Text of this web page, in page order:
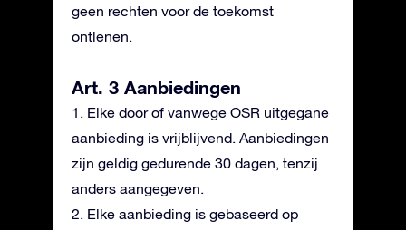
geen rechten voor de toekomst
ontlenen.
Art. 3 Aanbiedingen
1. Elke door of vanwege OSR uitgegane
aanbieding is vrijblijvend. Aanbiedingen
zijn geldig gedurende 30 dagen, tenzij
anders aangegeven.
2. Elke aanbieding is gebaseerd op